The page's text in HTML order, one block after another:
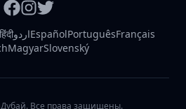
हिंदीاردوEspañolPortuguêsFrançais
MagyarSlovenský
Все права защищены.